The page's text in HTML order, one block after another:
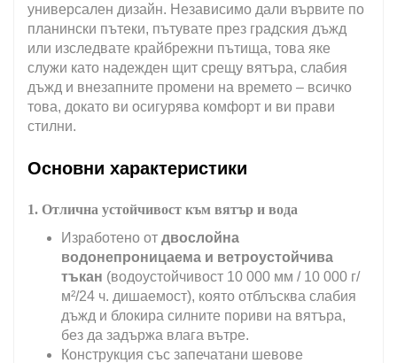
универсален дизайн. Независимо дали вървите по
планински пътеки, пътувате през градския дъжд
или изследвате крайбрежни пътища, това яке
служи като надежден щит срещу вятъра, слабия
дъжд и внезапните промени на времето – всичко
това, докато ви осигурява комфорт и ви прави
стилни.
Основни характеристики
1. Отлична устойчивост към вятър и вода
Изработено от двослойна
водонепроницаема и ветроустойчива
тъкан (водоустойчивост 10 000 мм / 10 000 г/
м²/24 ч. дишаемост), която отблъсква слабия
дъжд и блокира силните пориви на вятъра,
без да задържа влага вътре.
Конструкция със запечатани шевове